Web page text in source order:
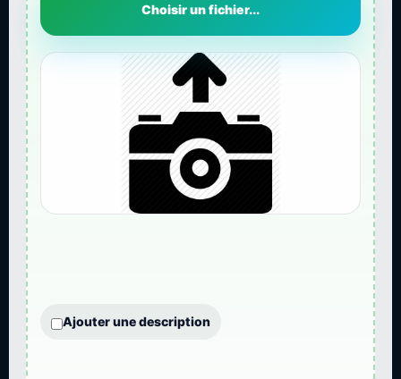
Choisir un fichier...
Ajouter une description